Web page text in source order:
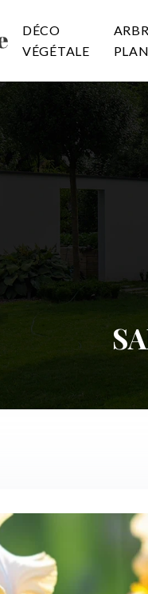
DÉCO
VÉGÉTALE